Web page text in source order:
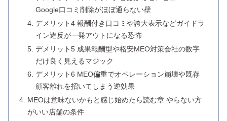
Google口コミ削除がほぼ通らない壁
デメリット4 報酬付き口コミや誇大表示などガイドラ
イン違反が一発アウトになる恐怖
デメリット5 成果報酬型や格安MEO対策会社の数字
だけ良く見えるマジック
デメリット6 MEO偏重でオペレーション崩壊や既存
顧客離れを招いてしまう逆効果
MEOは意味ないかもと感じ始めたら読む章 やらない方
がいい店舗の条件